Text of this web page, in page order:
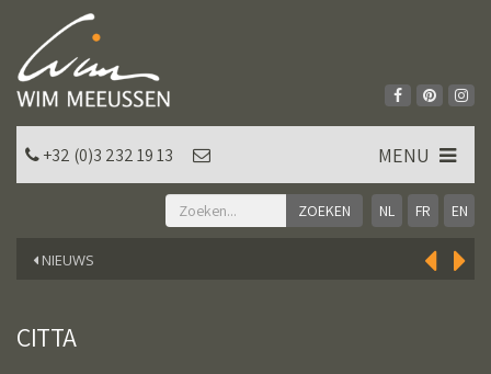
NL FR EN
+32 (0)3 232 19 13 MENU
NIEUWS
CITTA